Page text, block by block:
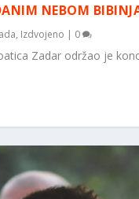
NEBOM
, Izdvojeno | 0
Zadar održao je